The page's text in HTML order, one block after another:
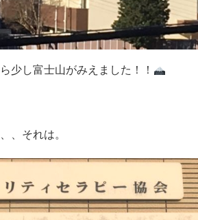
少し富士山がみえました！！
、それは。